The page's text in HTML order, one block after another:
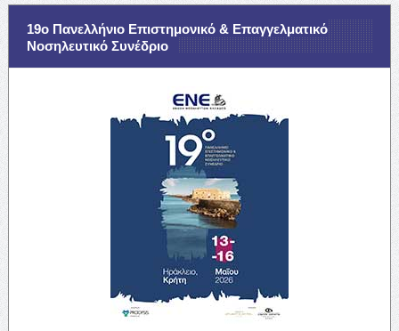
19ο Πανελλήνιο Επιστημονικό & Επαγγελματικό
Νοσηλευτικό Συνέδριο